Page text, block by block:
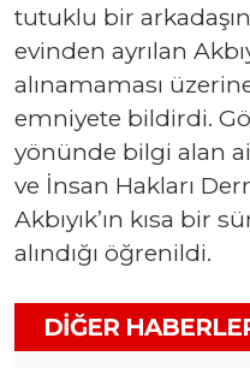
tutuklu bir
evinden ayrılan
alınamaması
emniyete bildirdi.
yönünde bilgi alan
ve İnsan Hakları
Akbıyık’ın kısa bir
alındığı öğrenildi.
DIĞER